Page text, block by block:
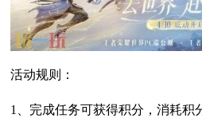
活动规则：
1、完成任务可获得积分，消耗积